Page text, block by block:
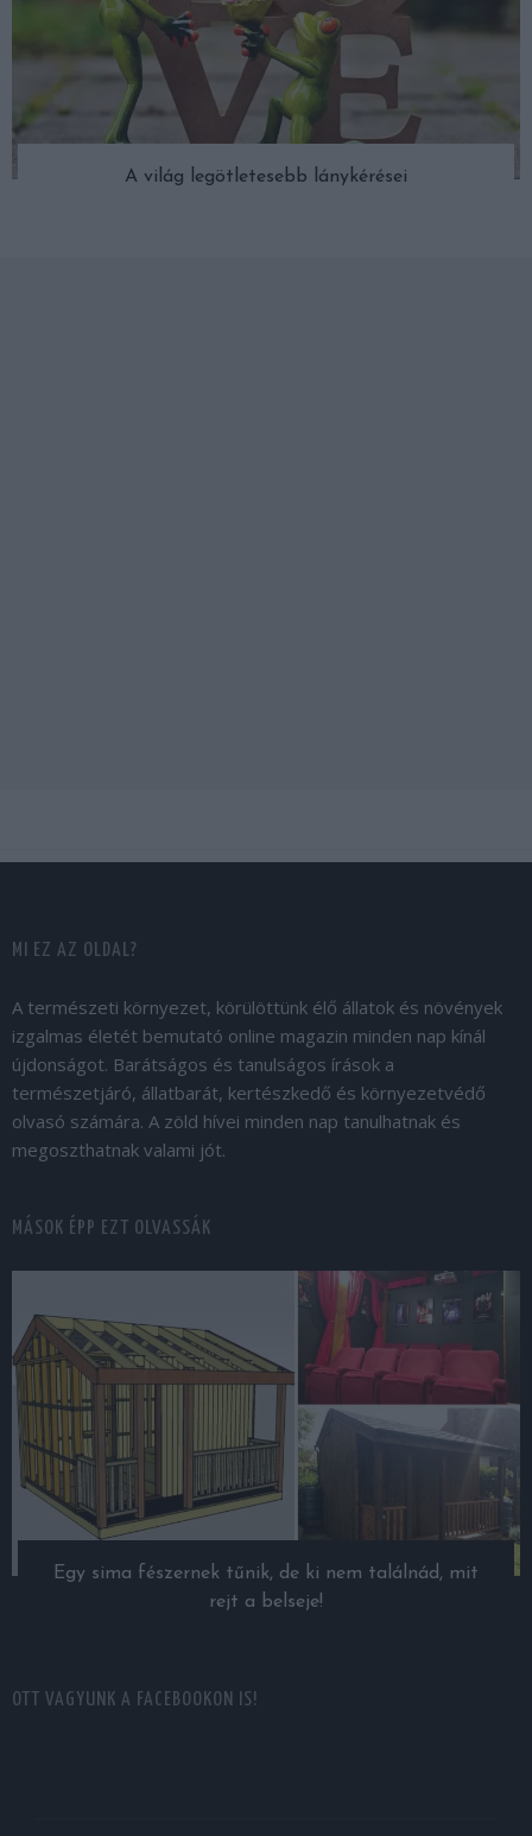
A világ legötletesebb lánykérései
MI EZ AZ OLDAL?
A természeti környezet, körülöttünk élő állatok és növények
izgalmas életét bemutató online magazin minden nap kínál
újdonságot. Barátságos és tanulságos írások a
természetjáró, állatbarát, kertészkedő és környezetvédő
olvasó számára. A zöld hívei minden nap tanulhatnak és
megoszthatnak valami jót.
MÁSOK ÉPP EZT OLVASSÁK
Egy sima fészernek tűnik, de ki nem találnád, mit
rejt a belseje!
OTT VAGYUNK A FACEBOOKON IS!